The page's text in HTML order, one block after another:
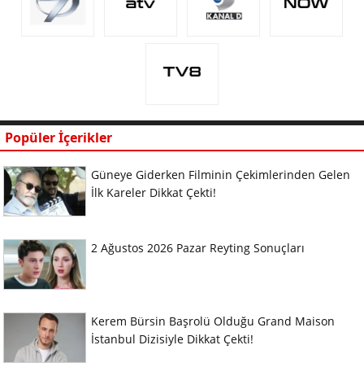
Popüler İçerikler
Güneye Giderken Filminin Çekimlerinden Gelen
İlk Kareler Dikkat Çekti!
2 Ağustos 2026 Pazar Reyting Sonuçları
Kerem Bürsin Başrolü Olduğu Grand Maison
İstanbul Dizisiyle Dikkat Çekti!